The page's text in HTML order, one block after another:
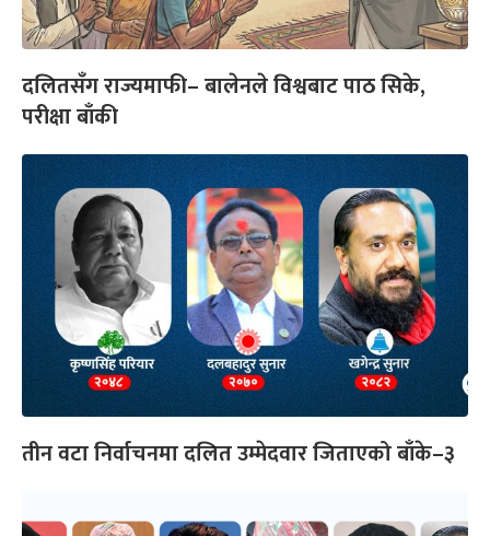
दलितसँग राज्यमाफी– बालेनले विश्वबाट पाठ सिके,
परीक्षा बाँकी
तीन वटा निर्वाचनमा दलित उम्मेदवार जिताएको बाँके–३